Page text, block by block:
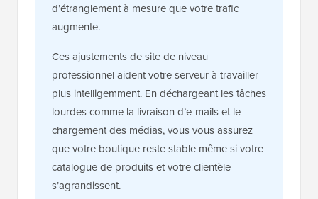
d’étranglement à mesure que votre trafic
augmente.
Ces ajustements de site de niveau
professionnel aident votre serveur à travailler
plus intelligemment. En déchargeant les tâches
lourdes comme la livraison d’e-mails et le
chargement des médias, vous vous assurez
que votre boutique reste stable même si votre
catalogue de produits et votre clientèle
s’agrandissent.